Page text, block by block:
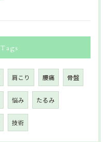
Tags
肩こり 腰痛 骨盤
悩み たるみ
技術